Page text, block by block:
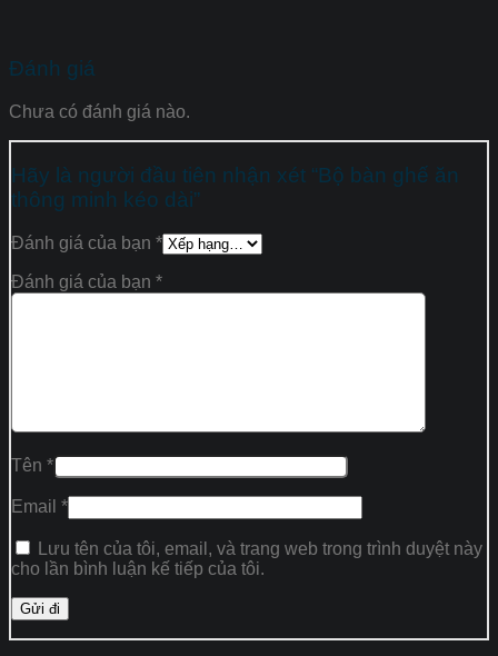
Đánh giá
Chưa có đánh giá nào.
Hãy là người đầu tiên nhận xét “Bộ bàn ghế ăn
thông minh kéo dài”
Đánh giá của bạn *
Đánh giá của bạn *
Tên *
Email *
Lưu tên của tôi, email, và trang web trong trình duyệt này
cho lần bình luận kế tiếp của tôi.